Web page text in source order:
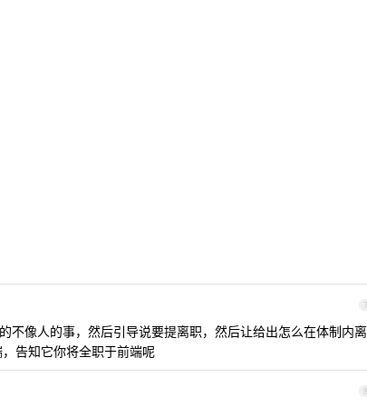
7
不像人的事，然后引导说要提离职，然后让给出怎么在体制内离
告知它你将全职于前端呢
8